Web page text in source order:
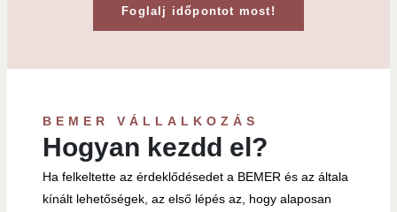
Foglalj időpontot most!
BEMER VÁLLALKOZÁS
Hogyan kezdd el?
Ha felkeltette az érdeklődésedet a BEMER és az általa
kínált lehetőségek, az első lépés az, hogy alaposan